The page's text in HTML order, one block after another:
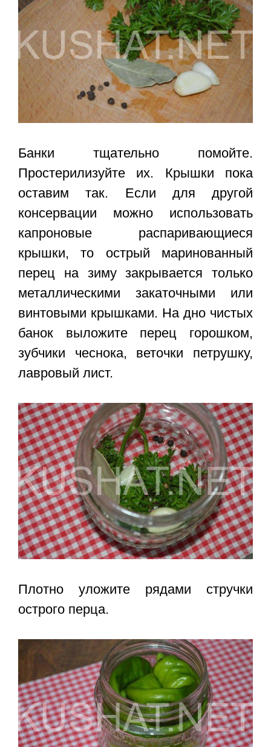
Банки тщательно помойте.
Простерилизуйте их. Крышки пока
оставим так. Если для другой
консервации можно использовать
капроновые распаривающиеся
крышки, то острый маринованный
перец на зиму закрывается только
металлическими закаточными или
винтовыми крышками. На дно чистых
банок выложите перец горошком,
зубчики чеснока, веточки петрушку,
лавровый лист.
Плотно уложите рядами стручки
острого перца.